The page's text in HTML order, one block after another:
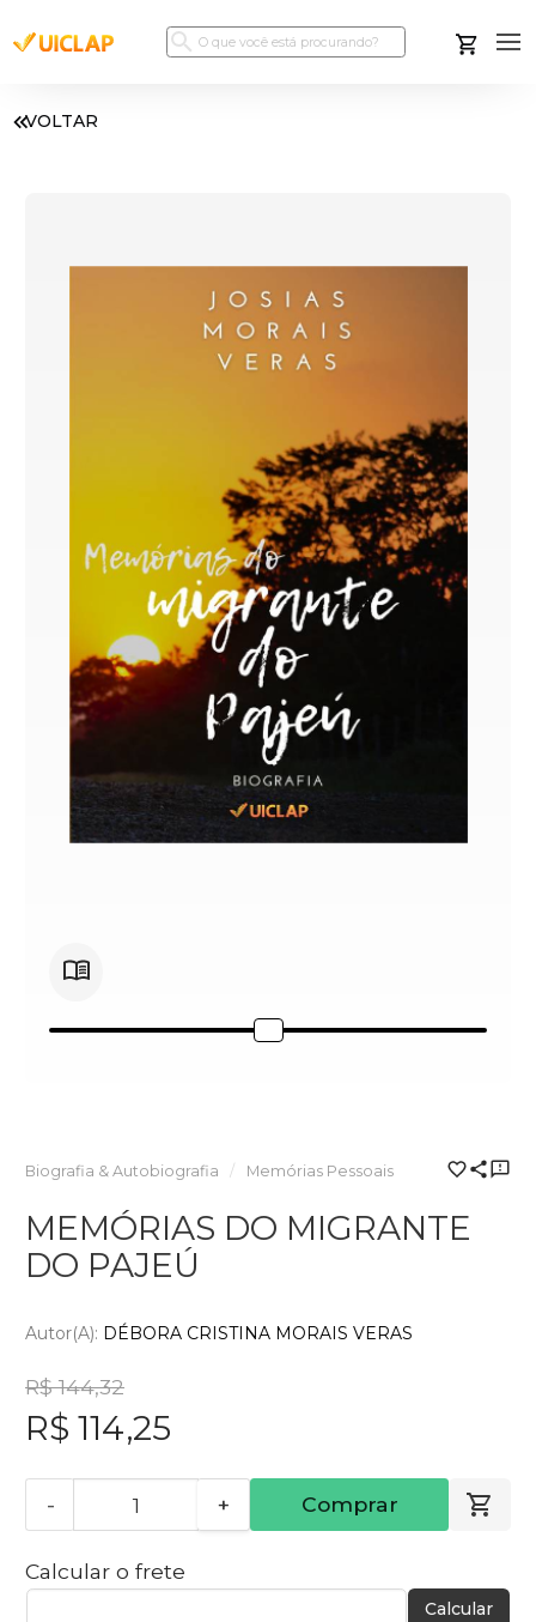
VOLTAR
Biografia & Autobiografia Memórias Pessoais
MEMÓRIAS DO MIGRANTE
DO PAJEÚ
Autor(a): DÉBORA CRISTINA MORAIS VERAS
R$ 144,32
R$ 114,25
- + Comprar
Calcular o frete
Calcular